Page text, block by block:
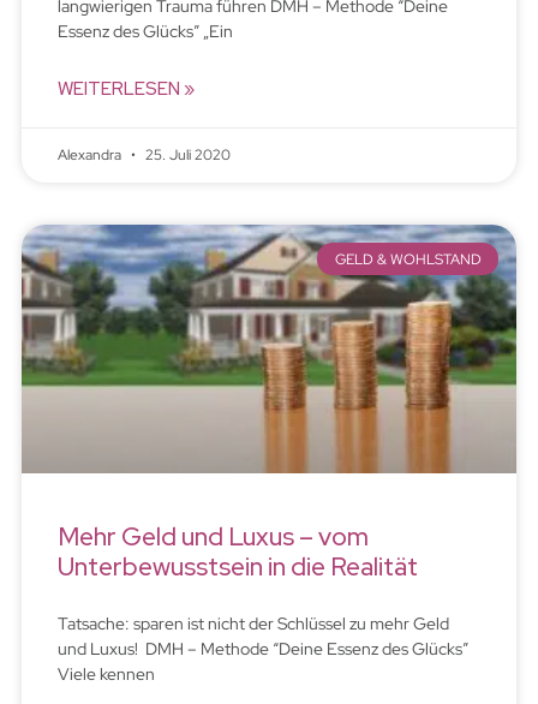
langwierigen Trauma führen DMH – Methode “Deine
Essenz des Glücks” „Ein
WEITERLESEN »
Alexandra 25. Juli 2020
GELD & WOHLSTAND
Mehr Geld und Luxus – vom
Unterbewusstsein in die Realität
Tatsache: sparen ist nicht der Schlüssel zu mehr Geld
und Luxus! DMH – Methode “Deine Essenz des Glücks”
Viele kennen